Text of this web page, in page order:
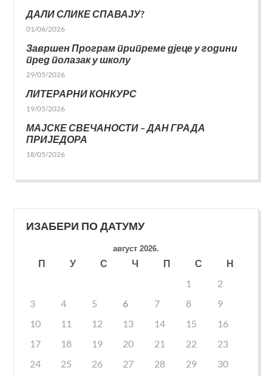
ДАЛИ СЛИКЕ СПАВАЈУ?
01/06/2026
Завршен Програм припреме дјеце у години
пред полазак у школу
29/05/2026
ЛИТЕРАРНИ КОНКУРС
19/05/2026
МАЈСКЕ СВЕЧАНОСТИ – ДАН ГРАДА
ПРИЈЕДОРА
18/05/2026
ИЗАБЕРИ ПО ДАТУМУ
август 2026.
П У С Ч П С
Н
1
2
3
4 5 6 7 8
9
10
11 12 13 14 15
16
17
18 19 20 21 22
23
24
25 26 27 28 29
30